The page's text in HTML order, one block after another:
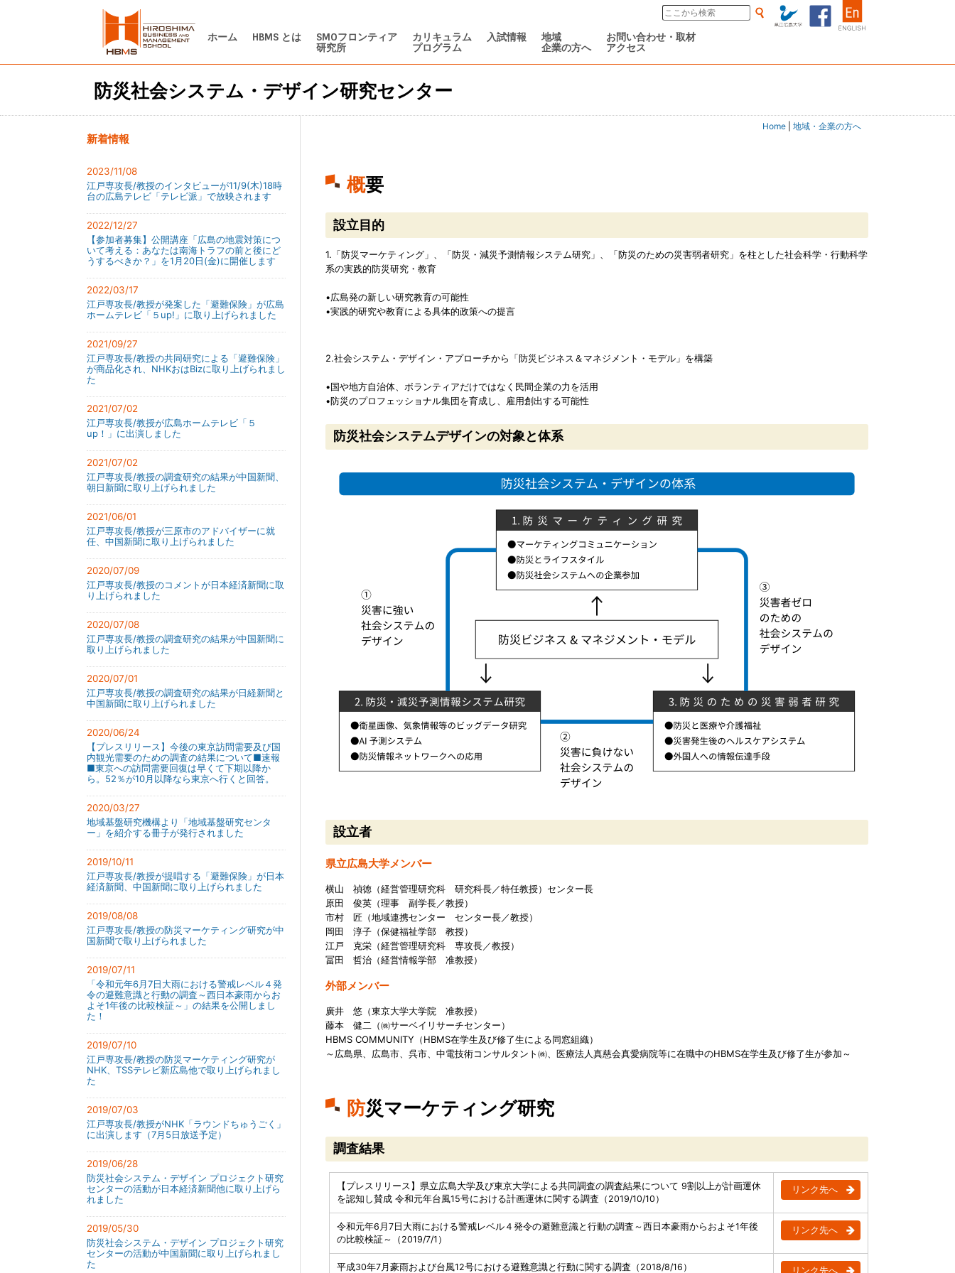
ホーム HBMS とは
SMOフロンティア
研究所
カリキュラム
プログラム
入試情報
地域
企業の方へ
お問い合わせ・取材
アクセス
防災社会システム・デザイン研究センター
新着情報
2023/11/08
江戸専攻長/教授のインタビューが11/9(木)18時
台の広島テレビ「テレビ派」で放映されます
2022/12/27
【参加者募集】公開講座「広島の地震対策につ
いて考える：あなたは南海トラフの前と後にど
うするべきか？」を1月20日(金)に開催します
2022/03/17
江戸専攻長/教授が発案した「避難保険」が広島
ホームテレビ「５up!」に取り上げられました
2021/09/27
江戸専攻長/教授の共同研究による「避難保険」
が商品化され、NHKおはBizに取り上げられまし
た
2021/07/02
江戸専攻長/教授が広島ホームテレビ「５
up！」に出演しました
2021/07/02
江戸専攻長/教授の調査研究の結果が中国新聞、
朝日新聞に取り上げられました
2021/06/01
江戸専攻長/教授が三原市のアドバイザーに就
任、中国新聞に取り上げられました
2020/07/09
江戸専攻長/教授のコメントが日本経済新聞に取
り上げられました
2020/07/08
江戸専攻長/教授の調査研究の結果が中国新聞に
取り上げられました
2020/07/01
江戸専攻長/教授の調査研究の結果が日経新聞と
中国新聞に取り上げられました
2020/06/24
【プレスリリース】今後の東京訪問需要及び国
内観光需要のための調査の結果について■速報
■東京への訪問需要回復は早くて下期以降か
ら。52％が10月以降なら東京へ行くと回答。
2020/03/27
地域基盤研究機構より「地域基盤研究センタ
ー」を紹介する冊子が発行されました
2019/10/11
江戸専攻長/教授が提唱する「避難保険」が日本
経済新聞、中国新聞に取り上げられました
2019/08/08
江戸専攻長/教授の防災マーケティング研究が中
国新聞で取り上げられました
2019/07/11
「令和元年6月7日大雨における警戒レベル４発
令の避難意識と行動の調査～西日本豪雨からお
よそ1年後の比較検証～」の結果を公開しまし
た！
2019/07/10
江戸専攻長/教授の防災マーケティング研究が
NHK、TSSテレビ新広島他で取り上げられまし
た
2019/07/03
江戸専攻長/教授がNHK「ラウンドちゅうごく」
に出演します（7月5日放送予定）
2019/06/28
防災社会システム・デザイン プロジェクト研究
センターの活動が日本経済新聞他に取り上げら
れました
2019/05/30
防災社会システム・デザイン プロジェクト研究
センターの活動が中国新聞に取り上げられまし
た
Home 地域・企業の方へ
概要
設立目的
1.「防災マーケティング」、「防災・減災予測情報システム研究」、「防災のための災害弱者研究」を柱とした社会科学・行動科学
系の実践的防災研究・教育
•広島発の新しい研究教育の可能性
•実践的研究や教育による具体的政策への提言
2.社会システム・デザイン・アプローチから「防災ビジネス＆マネジメント・モデル」を構築
•国や地方自治体、ボランティアだけではなく民間企業の力を活用
•防災のプロフェッショナル集団を育成し、雇用創出する可能性
防災社会システムデザインの対象と体系
設立者
県立広島大学メンバー
横山 禎徳（経営管理研究科 研究科長／特任教授）センター長
原田 俊英（理事 副学長／教授）
市村 匠（地域連携センター センター長／教授）
岡田 淳子（保健福祉学部 教授）
江戸 克栄（経営管理研究科 専攻長／教授）
冨田 哲治（経営情報学部 准教授）
外部メンバー
廣井 悠（東京大学大学院 准教授）
藤本 健二（㈱サーベイリサーチセンター）
HBMS COMMUNITY（HBMS在学生及び修了生による同窓組織）
～広島県、広島市、呉市、中電技術コンサルタント㈱、医療法人真慈会真愛病院等に在職中のHBMS在学生及び修了生が参加～
防災マーケティング研究
調査結果
【プレスリリース】県立広島大学及び東京大学による共同調査の調査結果について 9割以上が計画運休
を認知し賛成 令和元年台風15号における計画運休に関する調査（2019/10/10）
リンク先へ
令和元年6月7日大雨における警戒レベル４発令の避難意識と行動の調査～西日本豪雨からおよそ1年後
の比較検証～（2019/7/1）
リンク先へ
平成30年7月豪雨および台風12号における避難意識と行動に関する調査（2018/8/16） リンク先へ